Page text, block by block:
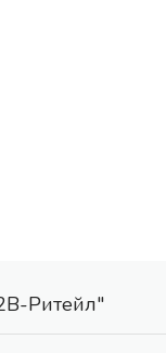
Ритейл"